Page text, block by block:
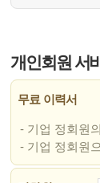
개인회원 서
무료 이력서
- 기업 정회원
- 기업 정회원